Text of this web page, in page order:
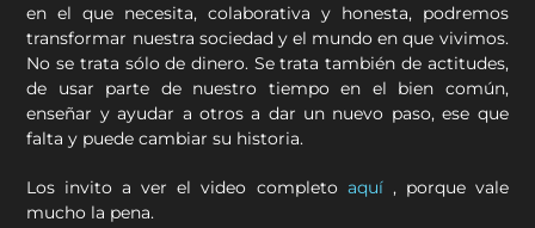
en el que necesita, colaborativa y honesta, podremos
transformar nuestra sociedad y el mundo en que vivimos.
No se trata sólo de dinero. Se trata también de actitudes,
de usar parte de nuestro tiempo en el bien común,
enseñar y ayudar a otros a dar un nuevo paso, ese que
falta y puede cambiar su historia.
Los invito a ver el video completo aquí, porque vale
mucho la pena.